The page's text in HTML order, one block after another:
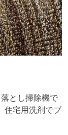
とし掃除機で
住宅用洗剤でブ